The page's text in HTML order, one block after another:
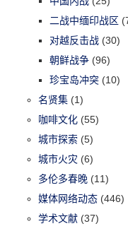
二战中缅印战区
对越反击战 (30)
朝鲜战争 (96)
珍宝岛冲突 (10)
名贤集 (1)
咖啡文化 (55)
城市探索 (5)
城市火灾 (6)
多伦多春晚 (11)
媒体网络动态 (446)
学术文献 (37)